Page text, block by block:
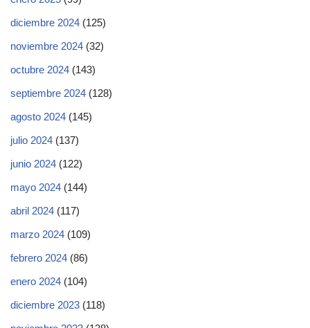
diciembre 2024 (125)
noviembre 2024 (32)
octubre 2024 (143)
septiembre 2024 (128)
agosto 2024 (145)
julio 2024 (137)
junio 2024 (122)
mayo 2024 (144)
abril 2024 (117)
marzo 2024 (109)
febrero 2024 (86)
enero 2024 (104)
diciembre 2023 (118)